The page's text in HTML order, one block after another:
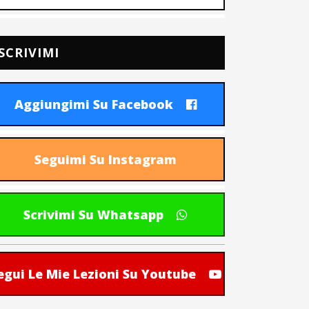
Aggiungimi Su Facebook
Seguimi Su Instagram
Scrivimi Su Whatsapp
Le Mie Lezioni Su Youtube